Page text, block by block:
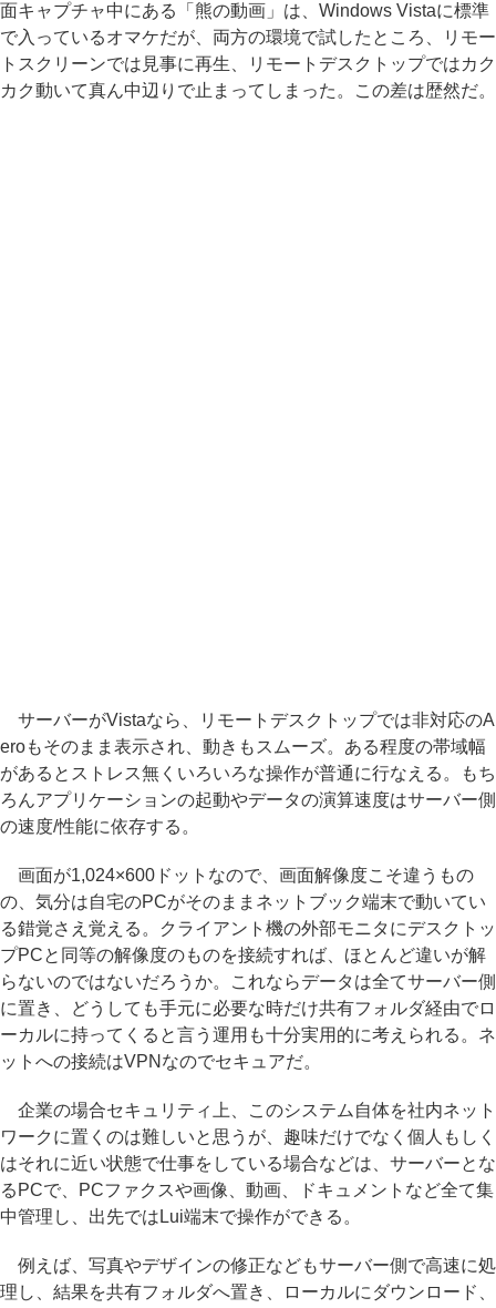
面キャプチャ中にある「熊の動画」は、Windows Vistaに標準
で入っているオマケだが、両方の環境で試したところ、リモー
トスクリーンでは見事に再生、リモートデスクトップではカク
カク動いて真ん中辺りで止まってしまった。この差は歴然だ。
サーバーがVistaなら、リモートデスクトップでは非対応のA
eroもそのまま表示され、動きもスムーズ。ある程度の帯域幅
があるとストレス無くいろいろな操作が普通に行なえる。もち
ろんアプリケーションの起動やデータの演算速度はサーバー側
の速度/性能に依存する。
画面が1,024×600ドットなので、画面解像度こそ違うもの
の、気分は自宅のPCがそのままネットブック端末で動いてい
る錯覚さえ覚える。クライアント機の外部モニタにデスクトッ
プPCと同等の解像度のものを接続すれば、ほとんど違いが解
らないのではないだろうか。これならデータは全てサーバー側
に置き、どうしても手元に必要な時だけ共有フォルダ経由でロ
ーカルに持ってくると言う運用も十分実用的に考えられる。ネ
ットへの接続はVPNなのでセキュアだ。
企業の場合セキュリティ上、このシステム自体を社内ネット
ワークに置くのは難しいと思うが、趣味だけでなく個人もしく
はそれに近い状態で仕事をしている場合などは、サーバーとな
るPCで、PCファクスや画像、動画、ドキュメントなど全て集
中管理し、出先ではLui端末で操作ができる。
例えば、写真やデザインの修正などもサーバー側で高速に処
理し、結果を共有フォルダへ置き、ローカルにダウンロード、